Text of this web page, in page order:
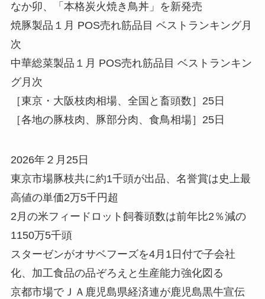
なか卯、「本格炭火焼き鳥丼」を新発売
焼豚製品１月 POS売れ筋品目 ベストランキング月
次
中華総菜製品１月 POS売れ筋品目 ベストランキン
グ月次
［東京・大阪枝肉相場、全国と畜頭数］25日
［各地の豚枝肉、豚部分肉、食鳥相場］25日
2026年２月25日
東京市場豚枝共に約1千頭が出品、名誉賞は史上最
高値の単価2万5千円超
2月の米フィードロット飼養頭数は前年比2％減の
1150万5千頭
スターゼンがオサベフーズを4月1日付で子会社
化、加工食品の品ぞろえと生産能力強化図る
京都市場でＪＡ鹿児島県経済連が鹿児島黒牛宣伝